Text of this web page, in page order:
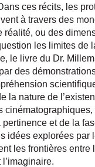
ces récits, les
à travers des
réalité, ou des
les limites de
le livre du Dr.
des
la nature de
et de la
idées explorées par
les frontières entre